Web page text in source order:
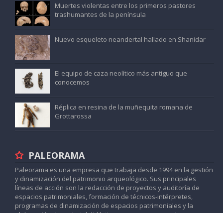
Muertes violentas entre los primeros pastores
trashumantes de la península
Nuevo esqueleto neandertal hallado en Shanidar
El equipo de caza neolítico más antiguo que
conocemos
Réplica en resina de la muñequita romana de
Grottarossa
PALEORAMA
Paleorama es una empresa que trabaja desde 1994 en la gestión
y dinamización del patrimonio arqueológico. Sus principales
líneas de acción son la redacción de proyectos y auditoría de
espacios patrimoniales, formación de técnicos-intérpretes,
programas de dinamización de espacios patrimoniales y la